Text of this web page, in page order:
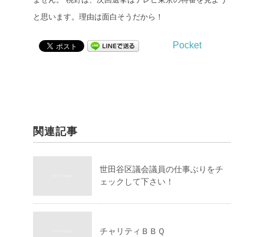
と思います。理由は面白そうだから！
Pocket
関連記事
世田谷区議会議員の仕事ぶりをチ
ェックして下さい！
チャリティＢＢＱ